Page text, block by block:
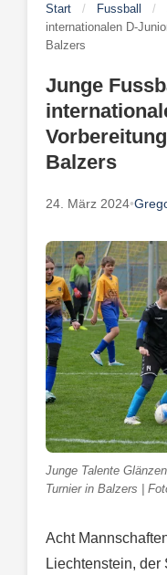
Start / Fussball /
internationalen D-
Balzers
Junge
Balzers
24. März 2024•
Junge Talente
Turnier in Balzers |
Acht
Liechtenstein,